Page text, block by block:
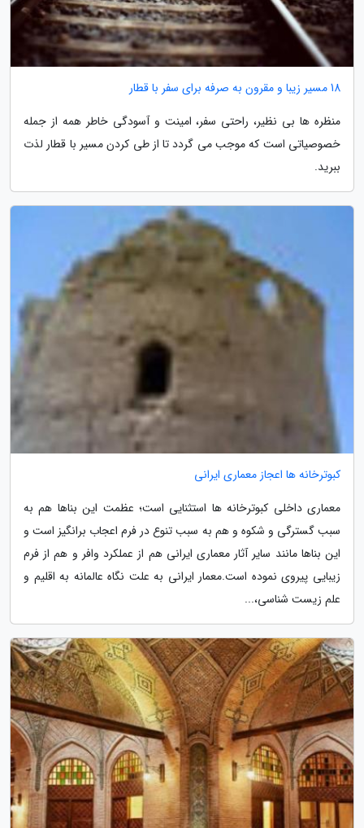
18 مسیر زیبا و مقرون به صرفه برای سفر با قطار
منظره ها بی نظیر، راحتی سفر، امینت و آسودگی خاطر همه از جمله
خصوصیاتی است که موجب می گردد تا از طی کردن مسیر با قطار لذت
ببرید.
کبوترخانه ها اعجاز معماری ایرانی
معماری داخلی کبوترخانه ها استثنایی است؛ عظمت این بناها هم به
سبب گسترگی و شکوه و هم به سبب تنوع در فرم اعجاب برانگیز است و
این بناها مانند سایر آثار معماری ایرانی هم از عملکرد وافر و هم از فرم
زیبایی پیروی نموده است.معمار ایرانی به علت نگاه عالمانه به اقلیم و
علم زیست شناسی،...